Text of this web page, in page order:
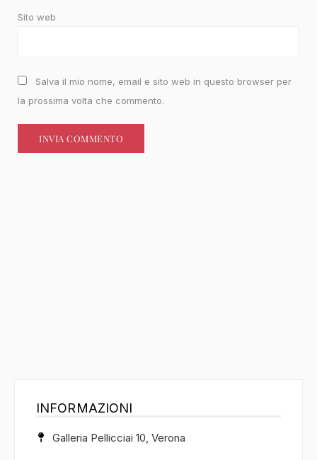
Sito web
Salva il mio nome, email e sito web in questo browser per
la prossima volta che commento.
INFORMAZIONI
Galleria Pellicciai 10, Verona